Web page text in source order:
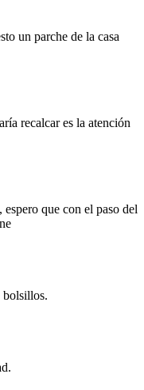
un parche de la casa
recalcar es la atención
que con el paso del
bolsillos.